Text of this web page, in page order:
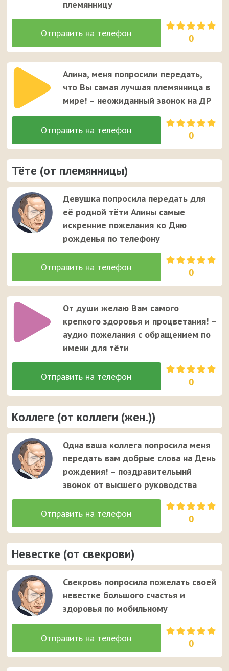
племянницу
0
Алина, меня попросили передать,
что Вы самая лучшая племянница в
мире! – неожиданный звонок на ДР
0
Тёте (от племянницы)
Девушка попросила передать для
её родной тёти Алины самые
искренние пожелания ко Дню
рожденья по телефону
0
От души желаю Вам самого
крепкого здоровья и процветания! –
аудио пожелания с обращением по
имени для тёти
0
Коллеге (от коллеги (жен.))
Одна ваша коллега попросила меня
передать вам добрые слова на День
рождения! – поздравительынй
звонок от высшего руководства
0
Невестке (от свекрови)
Свекровь попросила пожелать своей
невестке большого счастья и
здоровья по мобильному
0